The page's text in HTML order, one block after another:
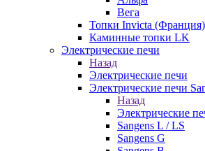
Вега
Топки Invicta (Франция)
Каминные топки LK
Электрические печи
Назад
Электрические печи
Электрические печи
Назад
Электрические
Sangens L / LS
Sangens G